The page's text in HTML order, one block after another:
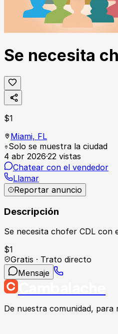
Se necesita
$1
Miami, FL
Solo se muestra la ciudad
4 abr 2026·22 vistas
Chatear con el vendedor
Llamar
Reportar anuncio
Descripción
Se necesita chofer CDL con
$1
Gratis · Trato directo
Mensaje
De nuestra comunidad,